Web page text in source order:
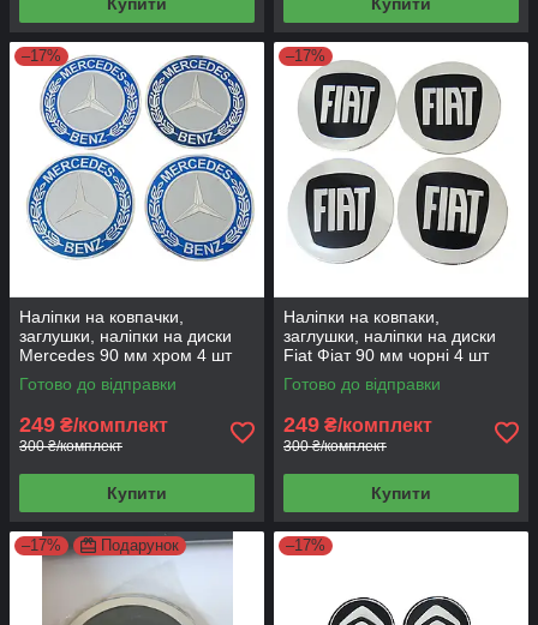
–17%
Наліпки на ковпачки,
заглушки, наліпки на диски
Mercedes 90 мм хром 4 шт
Готово до відправки
249 ₴/комплект
300 ₴/комплект
Купити
–17%
Наліпки на ковпаки,
заглушки, наліпки на диски
Fiat Фіат 90 мм чорні 4 шт
Готово до відправки
249 ₴/комплект
300 ₴/комплект
Купити
–17% Подарунок –17%